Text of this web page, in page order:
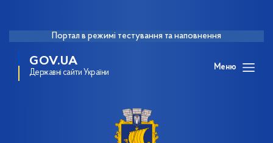
Портал в режимі тестування та наповнення
GOV.UA
Державні сайти України
Меню